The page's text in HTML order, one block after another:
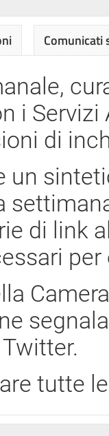
Comunicati
i
di
un
di link
tutte